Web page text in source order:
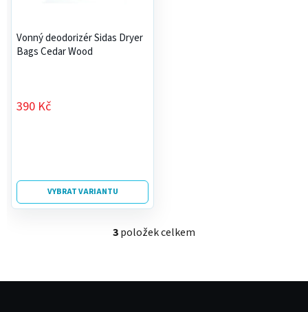
Vonný deodorizér Sidas Dryer
Bags Cedar Wood
390 Kč
VYBRAT VARIANTU
O
á
3položek celkem